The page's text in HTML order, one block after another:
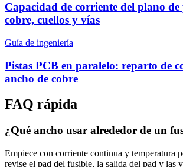
Capacidad de corriente del plano
cobre, cuellos y vías
Guía de ingeniería
Pistas PCB en paralelo: reparto de
ancho de cobre
FAQ rápida
¿Qué ancho usar alrededor de un
Empiece con corriente continua y temperatura
revise el pad del fusible, la salida del pad y las